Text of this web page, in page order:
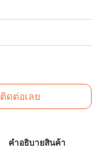
ติดต่อเลย
คําอธิบายสินค้า